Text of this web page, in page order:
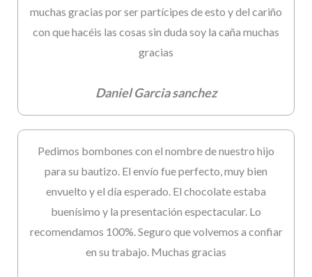
muchas gracias por ser partícipes de esto y del cariño
con que hacéis las cosas sin duda soy la caña muchas
gracias
Daniel Garcia sanchez
Pedimos bombones con el nombre de nuestro hijo
para su bautizo. El envío fue perfecto, muy bien
envuelto y el día esperado. El chocolate estaba
buenísimo y la presentación espectacular. Lo
recomendamos 100%. Seguro que volvemos a confiar
en su trabajo. Muchas gracias